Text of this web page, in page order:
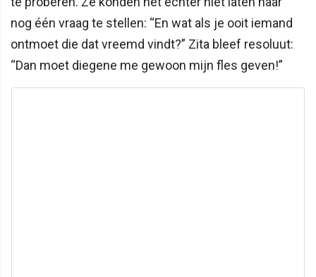
nog één vraag te stellen: “En wat als je ooit iemand
ontmoet die dat vreemd vindt?” Zita bleef resoluut:
“Dan moet diegene me gewoon mijn fles geven!”